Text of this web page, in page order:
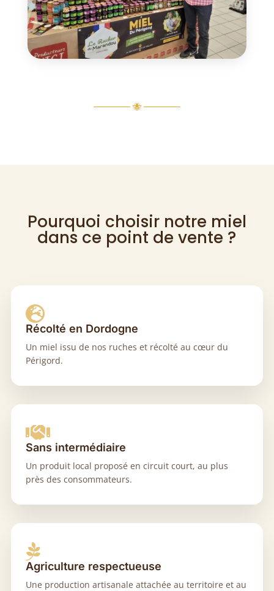
────── 🐝 ──────
Pourquoi choisir notre miel
dans ce point de vente ?

Récolté en Dordogne
Un miel issu de nos ruches et récolté au cœur du
Périgord.

Sans intermédiaire
Un produit local proposé en circuit court, au plus
près des consommateurs.

Agriculture respectueuse
Une production artisanale attachée au territoire et au